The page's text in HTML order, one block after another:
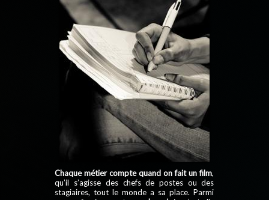
Chaque métier compte quand on fait un film,
qu’il s’agisse des chefs de postes ou des
stagiaires, tout le monde a sa place. Parmi